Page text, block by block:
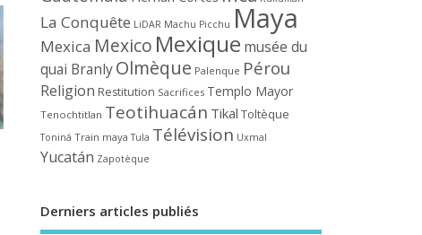
La Conquête LiDAR Machu Picchu Maya
Mexica Mexico Mexique musée du
quai BranlyOlmèque Palenque Pérou
Religion Restitution Sacrifices Templo Mayor
Tenochtitlan Teotihuacán Tikal Toltèque
Toniná Train maya Tula Télévision Uxmal
Yucatán Zapotèque
Derniers articles publiés